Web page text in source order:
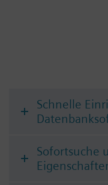
Schnelle
Sofortsuche